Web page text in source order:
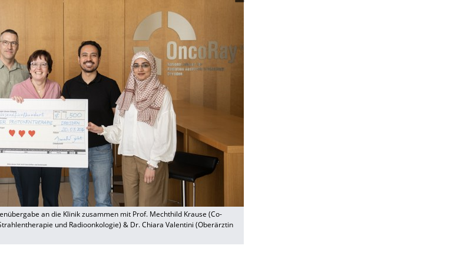
an die Klinik zusammen mit Prof. Mechthild Krause (Co-
und Radioonkologie) & Dr. Chiara Valentini (Oberärztin